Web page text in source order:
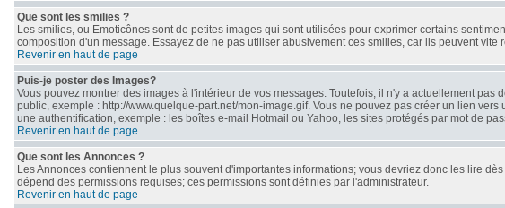
Que sont les smilies ?
Les smilies, ou Emoticônes sont de petites images qui sont utilisées pour exprimer certains
composition d'un message. Essayez de ne pas utiliser abusivement ces smilies, car ils peuvent
Revenir en haut de page
Puis-je poster des Images?
Vous pouvez montrer des images à l'intérieur de vos messages. Toutefois, il n'y a actuellement
public, exemple : http://www.quelque-part.net/mon-image.gif. Vous ne pouvez pas créer un lien
une authentification, exemple : les boîtes e-mail Hotmail ou Yahoo, les sites protégés par mot de
Revenir en haut de page
Que sont les Annonces ?
Les Annonces contiennent le plus souvent d'importantes informations; vous devriez donc les lire
dépend des permissions requises; ces permissions sont définies par l'administrateur.
Revenir en haut de page